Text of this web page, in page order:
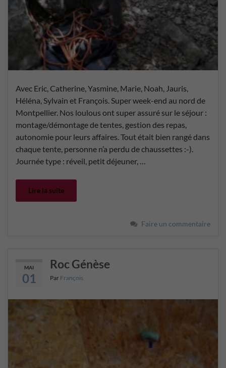
Avec Eric, Catherine, Yasmine, Marie, Noah, Jauris,
Héléna, Sylvain et François. Super week-end au nord de
Montpellier. Nos loulous ont super assuré sur le séjour :
montage/démontage de tentes, gestion des repas,
autonomie pour leurs affaires. Tout était bien rangé dans
chaque tente, personne n’a perdu de chaussettes :-).
Journée type : réveil, petit déjeuner, …
Lire la suite
Faire un commentaire
MAI
01
Roc Génèse
Par François